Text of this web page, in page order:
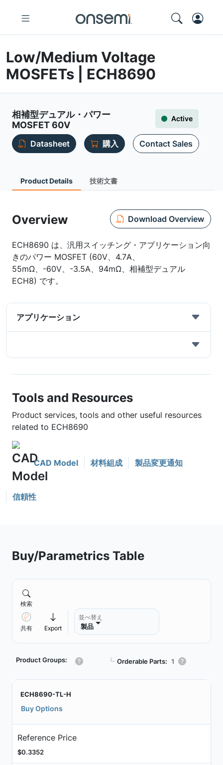
Low/Medium Voltage
MOSFETs | ECH8690
相補型デュアル・パワー
MOSFET 60V
Active
Datasheet 購入 Contact Sales
Product Details 技術文書
Overview Download Overview
ECH8690 は、汎用スイッチング・アプリケーション向
きのパワー MOSFET (60V、4.7A、
55mΩ、-60V、-3.5A、94mΩ、相補型デュアル
ECH8) です。
アプリケーション
Tools and Resources
Product services, tools and other useful resources
related to ECH8690
CAD Model 材料組成 製品変更通知
信頼性
Buy/Parametrics Table
検索
共有 Export
並べ替え
製品
Product Groups: ┗ Orderable Parts: 1
ECH8690-TL-H
Buy Options
Reference Price
$0.3352